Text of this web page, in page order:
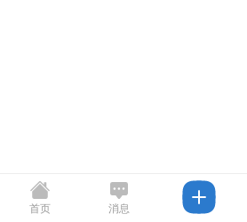
首页 消息